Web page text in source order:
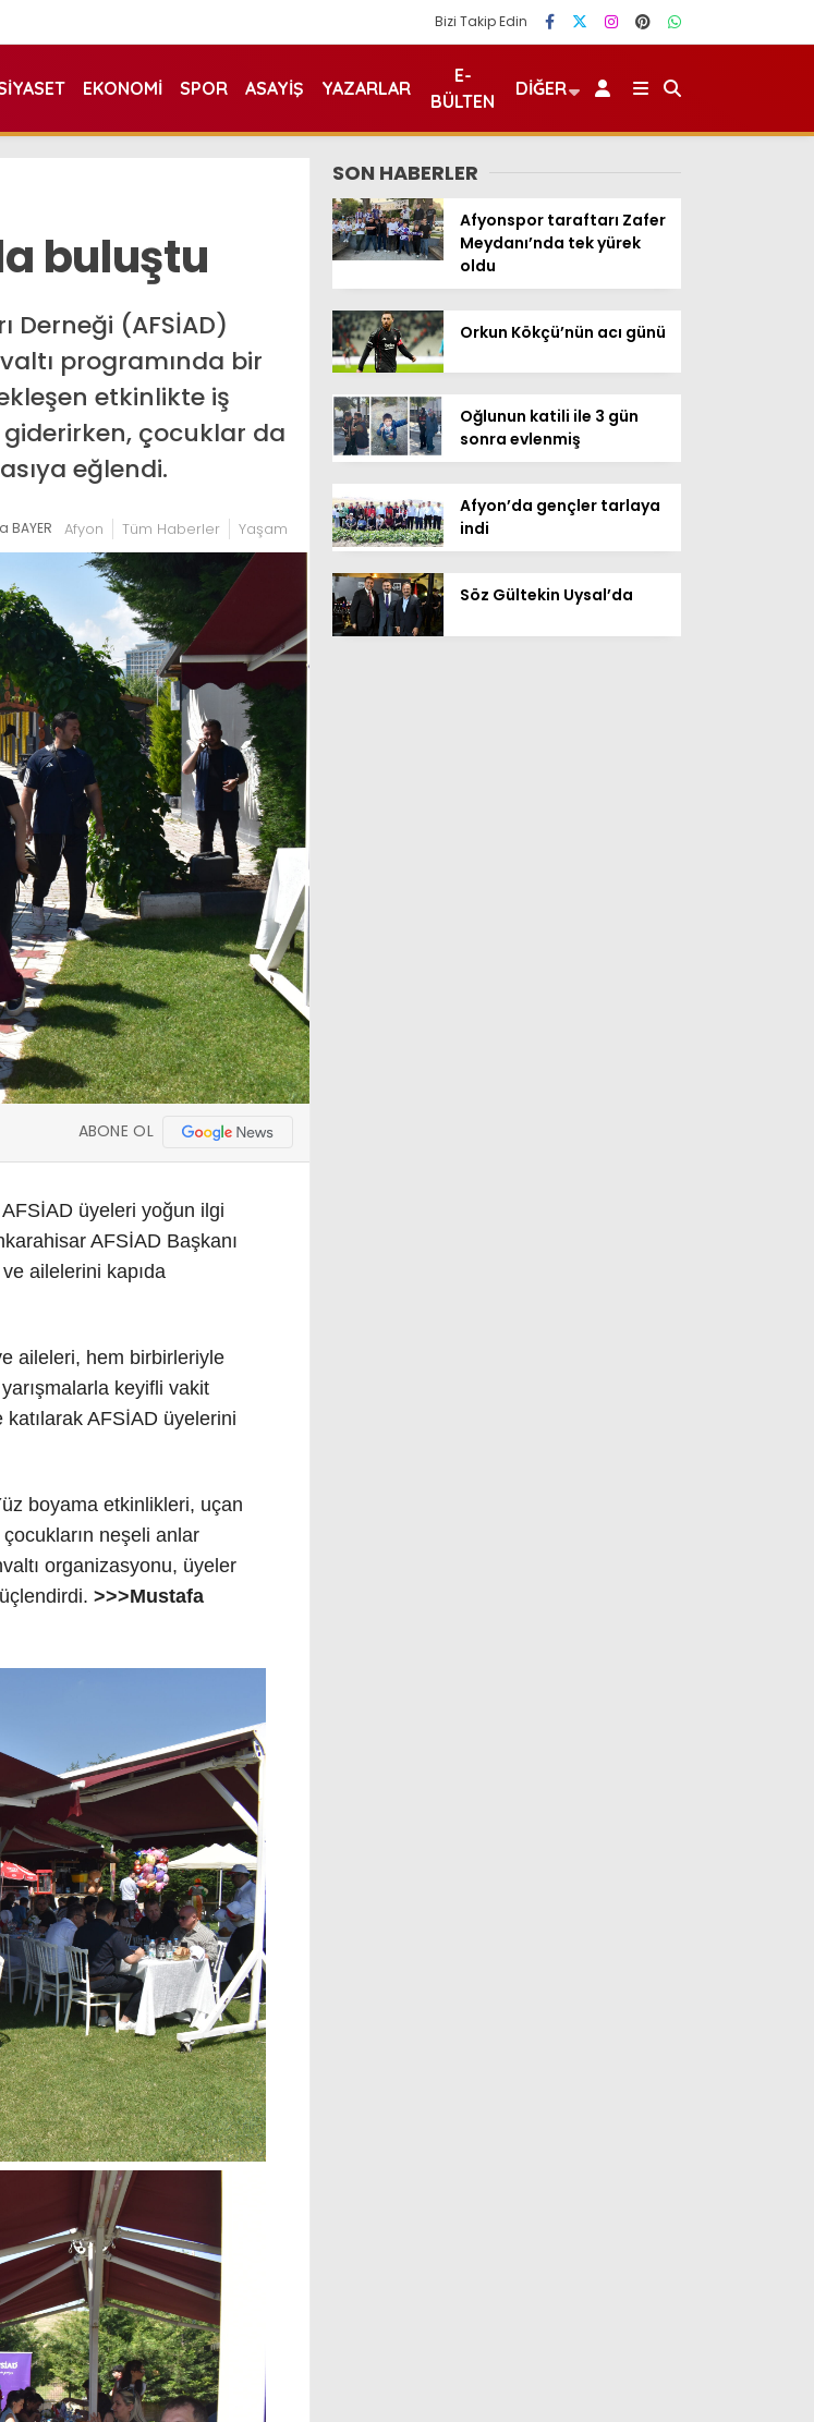
Bizi Takip Edin
EKONOMI SPOR ASAYIŞ YAZARLAR
E-
BÜLTEN
DIĞER
buluştu
Derneği (AFSİAD)
programında bir
etkinlikte iş
çocuklar da
eğlendi.
BAYER Afyon Tüm Haberler Yaşam
ABONE OL
üyeleri yoğun ilgi
AFSİAD Başkanı
ailelerini kapıda
aileleri, hem birbirleriyle
keyifli vakit
AFSİAD üyelerini
boyama etkinlikleri, uçan
neşeli anlar
organizasyonu, üyeler
>>>Mustafa
SON HABERLER
Afyonspor taraftarı Zafer
Meydanı’nda tek yürek
oldu
Orkun Kökçü’nün acı günü
Oğlunun katili ile 3 gün
sonra evlenmiş
Afyon’da gençler tarlaya
indi
Söz Gültekin Uysal’da